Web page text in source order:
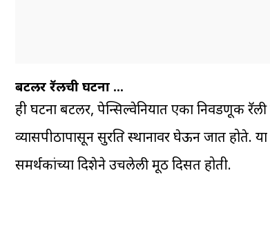
बटलर रॅलीची घटना …
ही घटना बटलर, पेन्सिल्वेनियात एका निवडणूक रॅली
व्यासपीठापासून सुरक्षित स्थानावर घेऊन जात होते.
समर्थकांच्या दिशेने उचलेली मूठ दिसत होती.